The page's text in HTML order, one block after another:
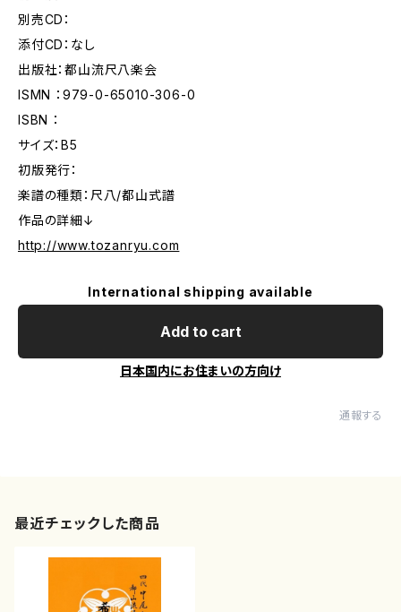
別売CD：
添付CD：なし
出版社：都山流尺八楽会
ISMN ：979-0-65010-306-0
ISBN ：
サイズ：B5
初版発行：
楽譜の種類：尺八/都山式譜
作品の詳細↓
http://www.tozanryu.com
International shipping available
Add to cart
日本国内にお住まいの方向け
通報する
最近チェックした商品